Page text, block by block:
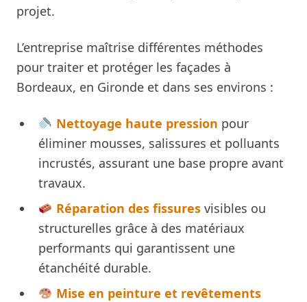
projet.
L’entreprise maîtrise différentes méthodes
pour traiter et protéger les façades à
Bordeaux, en Gironde et dans ses environs :
Nettoyage haute pression pour
éliminer mousses, salissures et polluants
incrustés, assurant une base propre avant
travaux.
Réparation des fissuresvisibles ou
structurelles grâce à des matériaux
performants qui garantissent une
étanchéité durable.
Mise en peinture et revêtements